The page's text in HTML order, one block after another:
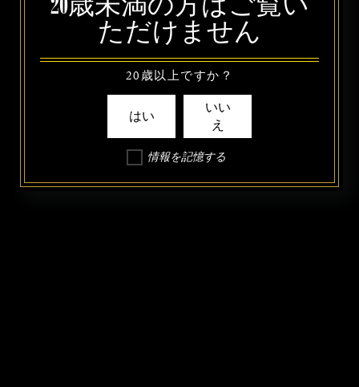
20歳未満の方はご覧い
ただけません
20歳以上ですか？
はい
いい
え
情報を記憶する